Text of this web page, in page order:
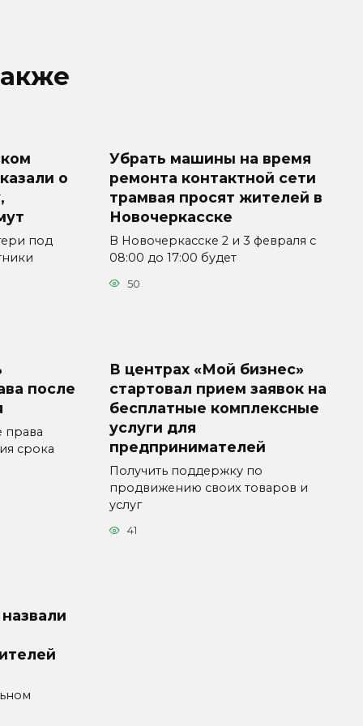
о
под
Убрать машины на время
ремонта контактной сети
трамвая просят жителей в
Новочеркасске
В Новочеркасске 2 и 3 февраля с
08:00 до 17:00 будет
50
после
права
срока
В центрах «Мой бизнес»
стартовал прием заявок на
бесплатные комплексные
услуги для
предпринимателей
Получить поддержку по
продвижению своих товаров и
услуг
41